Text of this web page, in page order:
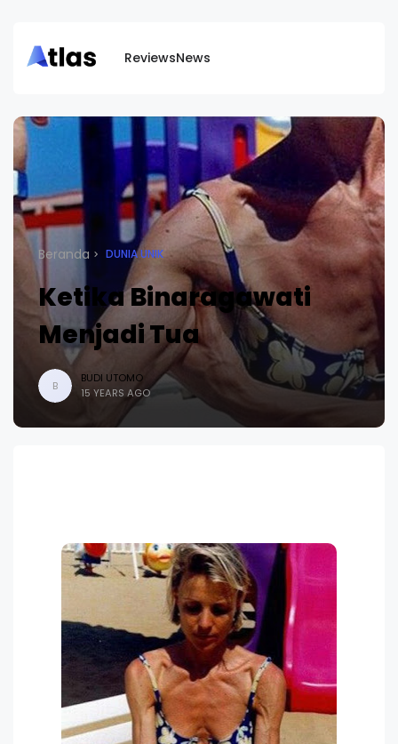
ReviewsNews
Beranda DUNIA UNIK
Ketika Binaragawati
Menjadi Tua
B
BUDI UTOMO
15 YEARS AGO